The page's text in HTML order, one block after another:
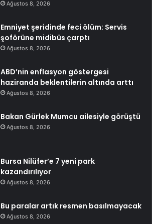
Ağustos 8, 2026
Emniyet şeridinde feci ölüm: Servis
şoförüne midibüs çarptı
Ağustos 8, 2026
ABD’nin enflasyon göstergesi
haziranda beklentilerin altında arttı
Ağustos 8, 2026
Bakan Gürlek Mumcu ailesiyle görüştü
Ağustos 8, 2026
Bursa Nilüfer’e 7 yeni park
kazandırılıyor
Ağustos 8, 2026
Bu paralar artık resmen basılmayacak
Ağustos 8, 2026